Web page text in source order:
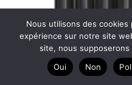
Nous utilisons des cookies
expérience sur notre site
site, nous
Oui
Non